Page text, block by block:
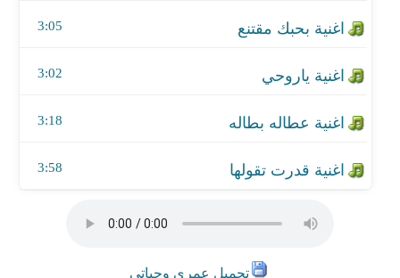
3:05
3:02
3:18
3:58
تحميل عمري وحياتي